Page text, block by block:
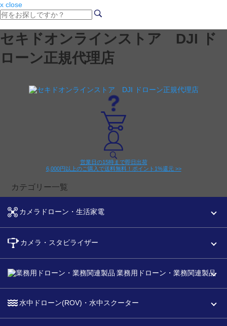
x close
セキドオンラインストア DJI ド
ローン正規代理店
営業日の15時まで即日出荷
6,000円以上のご購入で送料無料！ポイント1%還元 >>
カテゴリー一覧
カメラドローン・生活家電
カメラ・スタビライザー
業務用ドローン・業務関連製品
水中ドローン(ROV)・水中スクーター